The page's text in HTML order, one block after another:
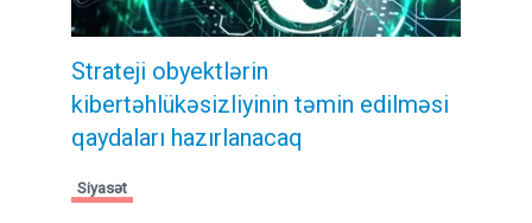
Strateji obyektlərin
kibertəhlükəsizliyinin təmin edilməsi
qaydaları hazırlanacaq
Siyasət